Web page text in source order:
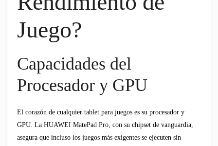
Juego?
Capacidades del
Procesador y GPU
El corazón de cualquier tablet para juegos es su procesador y
GPU. La HUAWEI MatePad Pro, con su chipset de vanguardia,
asegura que incluso los juegos más exigentes se ejecuten sin